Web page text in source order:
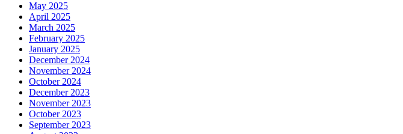
May 2025
April 2025
March 2025
February 2025
January 2025
December 2024
November 2024
October 2024
December 2023
November 2023
October 2023
September 2023